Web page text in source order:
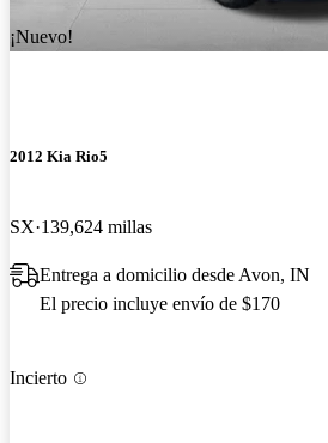
¡Nuevo!
2012 Kia Rio5
SX 139,624 millas
Entrega a domicilio desde Avon, IN
El precio incluye envío de $170
Incierto